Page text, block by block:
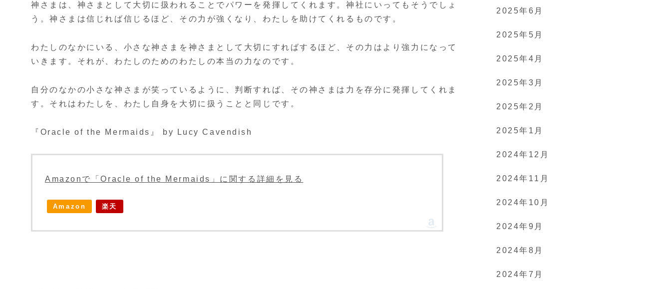
神さまは、神さまとして大切に扱われることでパワーを発揮してくれます。神社にいってもそうでしょ
う。神さまは信じれば信じるほど、その力が強くなり、わたしを助けてくれるものです。
わたしのなかにいる、小さな神さまを神さまとして大切にすればするほど、その力はより強力になって
いきます。それが、わたしのためのわたしの本当の力なのです。
自分のなかの小さな神さまが笑っているように、判断すれば、その神さまは力を存分に発揮してくれま
す。それはわたしを、わたし自身を大切に扱うことと同じです。
『Oracle of the Mermaids』 by Lucy Cavendish
Amazonで「Oracle of the Mermaids」に関する詳細を見る
Amazon 楽天
2025年6月
2025年5月
2025年4月
2025年3月
2025年2月
2025年1月
2024年12月
2024年11月
2024年10月
2024年9月
2024年8月
2024年7月